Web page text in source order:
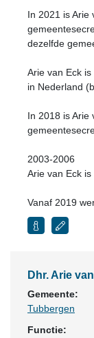
In 2021 is Arie
dezelfde
Arie van Eck
in Nederland
In 2018 is Arie
2003-2006
Arie van Eck
Vanaf 2019
Dhr. Arie
Gemeente:
Tubbergen
Functie: